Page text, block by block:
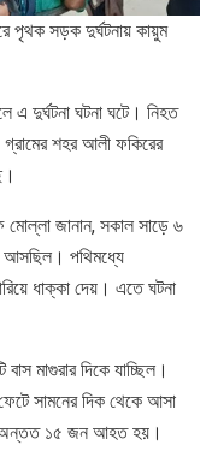
পৃথক সড়ক দুর্ঘটনায় কায়ুম
দুর্ঘটনা ঘটনা ঘটে। নিহত
শহর আলী ফকিরের
মোল্লা জানান, সকাল সাড়ে ৬
আসছিল। পথিমধ্যে
ধাক্কা দেয়। এতে ঘটনা
মাগুরার দিকে যাচ্ছিল।
সামনের দিক থেকে আসা
অন্তত ১৫ জন আহত হয়।